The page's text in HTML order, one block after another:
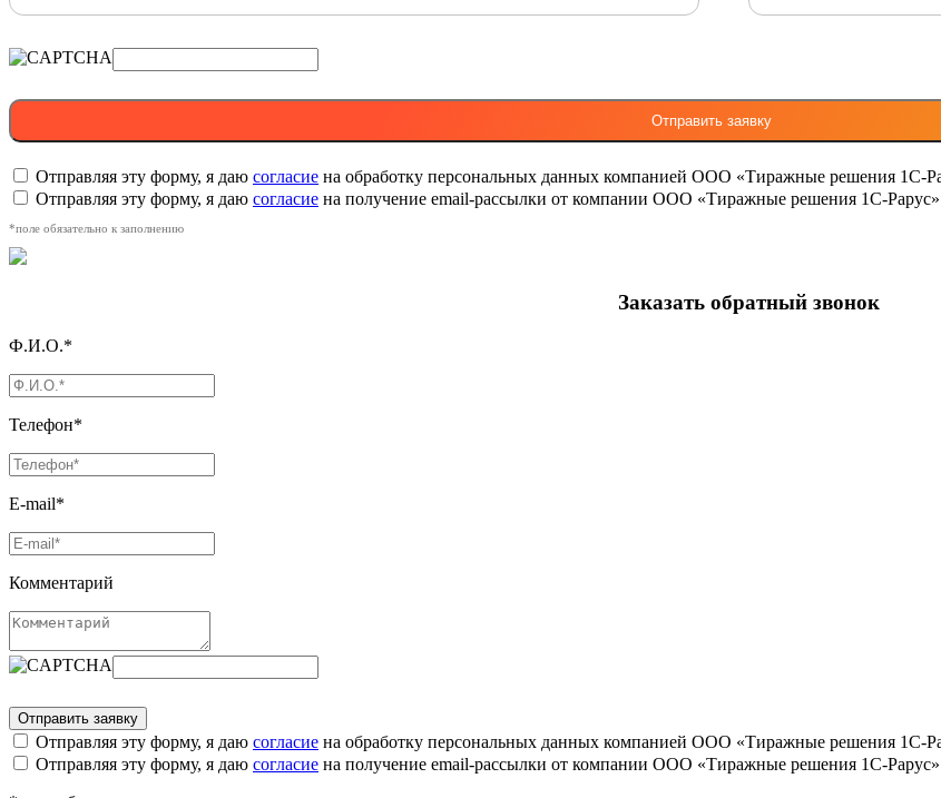
Отправляя эту форму, я даю согласие на обработку персональных данных компанией ООО «Тиражные решения 1С-
Отправляя эту форму, я даю согласие на получение email-рассылки от компании ООО «Тиражные решения 1С-Рарус»
*поле обязательно к заполнению
Заказать обратный звонок
Ф.И.О.*
Телефон*
E-mail*
Комментарий
Отправляя эту форму, я даю согласие на обработку персональных данных компанией ООО «Тиражные решения 1С-
Отправляя эту форму, я даю согласие на получение email-рассылки от компании ООО «Тиражные решения 1С-Рарус»